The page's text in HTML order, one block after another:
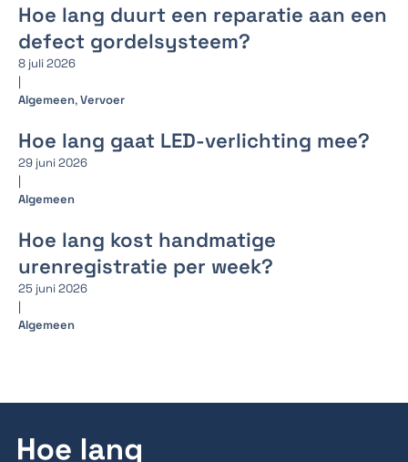
Hoe lang duurt een reparatie aan een
defect gordelsysteem?
8 juli 2026
|
Algemeen,Vervoer
Hoe lang gaat LED-verlichting mee?
29 juni 2026
|
Algemeen
Hoe lang kost handmatige
urenregistratie per week?
25 juni 2026
|
Algemeen